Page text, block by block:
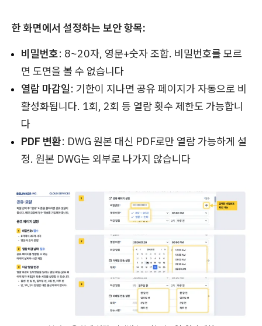
한 화면에서 설정하는 보안 항목:
비밀번호: 8~20자, 영문+숫자 조합. 비밀번호를 모르
면 도면을 볼 수 없습니다
열람 마감일: 기한이 지나면 공유 페이지가 자동으로 비
활성화됩니다. 1회, 2회 등 열람 횟수 제한도 가능합니
다
PDF 변환: DWG 원본 대신 PDF로만 열람 가능하게 설
정. 원본 DWG는 외부로 나가지 않습니다